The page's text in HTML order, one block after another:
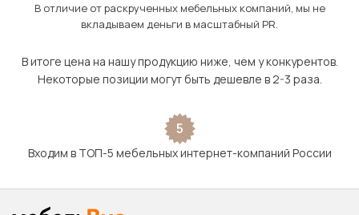
В отличие от раскрученных мебельных компаний, мы не
вкладываем деньги в масштабный PR.
В итоге цена на нашу продукцию ниже, чем у конкурентов.
Некоторые позиции могут быть дешевле в 2-3 раза.
5
Входим в ТОП-5 мебельных интернет-компаний России